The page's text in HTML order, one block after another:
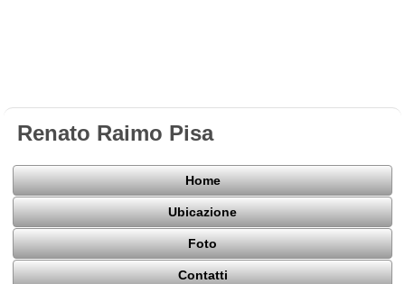
Renato Raimo Pisa
Home
Ubicazione
Foto
Contatti